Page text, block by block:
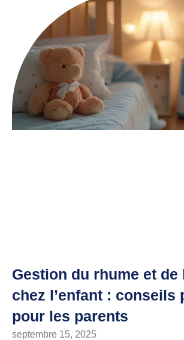
Gestion du rhume et de
chez l’enfant : conseils
pour les parents
septembre 15, 2025